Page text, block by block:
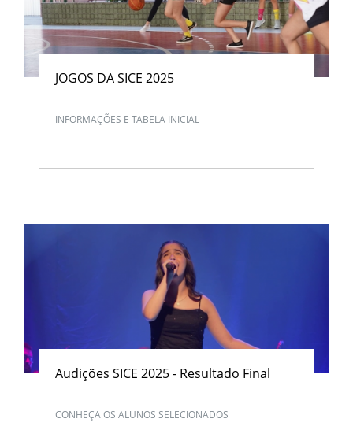
JOGOS DA SICE 2025
INFORMAÇÕES E TABELA INICIAL
Audições SICE 2025 - Resultado Final
CONHEÇA OS ALUNOS SELECIONADOS